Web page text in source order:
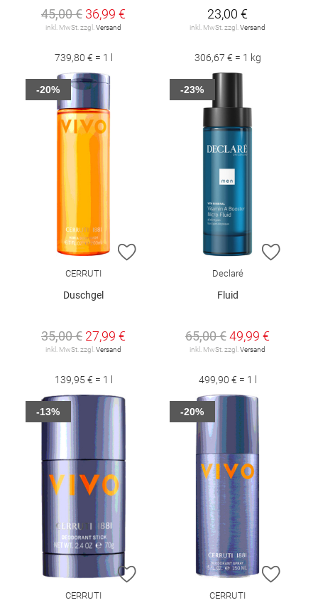
45,00 € 36,99 €
inkl. MwSt. zzgl.Versand
739,80 € = 1 l
23,00 €
inkl. MwSt. zzgl.Versand
306,67 € = 1 kg
ZUR WUNSCHLISTE HINZUFÜGEN
CERRUTI
Duschgel
35,00 € 27,99 €
inkl. MwSt. zzgl.Versand
139,95 € = 1 l
-20%
ZUR
Declaré
Fluid
65,00 €49,99 €
inkl. MwSt. zzgl.Versand
499,90 € = 1 l
-23%
ZUR WUNSCHLISTE HINZUFÜGEN
CERRUTI
-13%
ZUR
CERRUTI
-20%